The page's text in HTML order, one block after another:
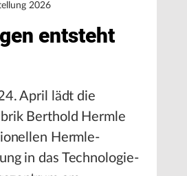
2026
entsteht
April lädt die
Berthold Hermle
Hermle-
in das Technologie-